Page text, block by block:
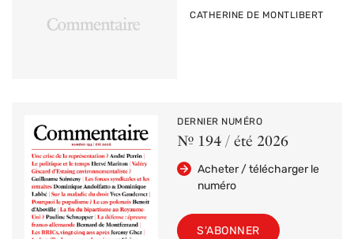
PAR
CATHERINE DE MONTLIBERT
DERNIER NUMÉRO
Nº 194 / été 2026
Acheter / télécharger le
numéro
S'ABONNER